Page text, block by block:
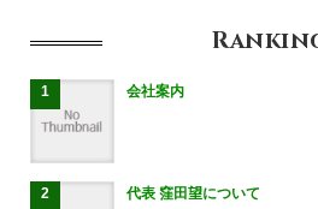
会社案内
代表 窪田望について